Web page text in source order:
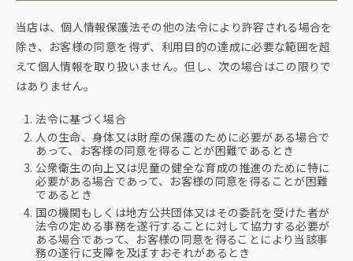
当店は、個人情報保護法その他の法令により許容される場合を
除き、お客様の同意を得ず、利用目的の達成に必要な範囲を超
えて個人情報を取り扱いません。但し、次の場合はこの限りで
はありません。
法令に基づく場合
人の生命、身体又は財産の保護のために必要がある場合で
あって、お客様の同意を得ることが困難であるとき
公衆衛生の向上又は児童の健全な育成の推進のために特に
必要がある場合であって、お客様の同意を得ることが困難
であるとき
国の機関もしくは地方公共団体又はその委託を受けた者が
法令の定める事務を遂行することに対して協力する必要が
ある場合であって、お客様の同意を得ることにより当該事
務の遂行に支障を及ぼすおそれがあるとき